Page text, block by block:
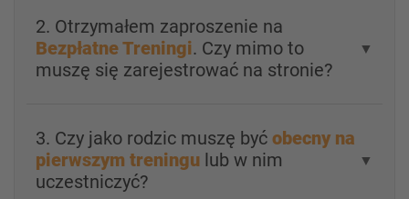
2. Otrzymałem zaproszenie na
Bezpłatne Treningi. Czy mimo to
muszę się zarejestrować na stronie?
▼
3. Czy jako rodzic muszę być obecny na
pierwszym treningu lub w nim
uczestniczyć?
▼